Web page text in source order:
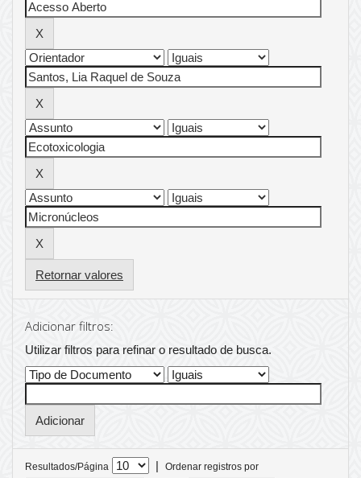
Retornar valores
Adicionar filtros:
Utilizar filtros para refinar o resultado de busca.
Resultados/Página |
Ordenar registros por